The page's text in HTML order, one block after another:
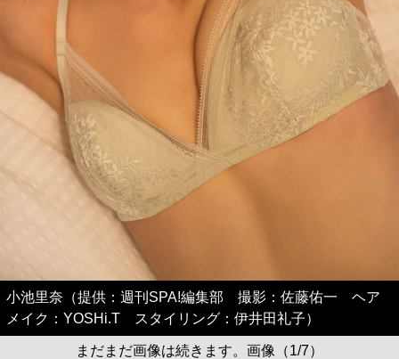
小池里奈（提供：週刊SPA!編集部 撮影：佐藤佑一 ヘア
メイク：YOSHi.T スタイリング：伊井田礼子）
まだまだ画像は続きます。画像（1/7）